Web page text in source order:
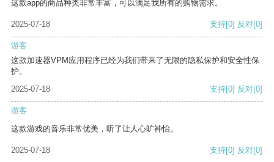
这款app的商品种类非常丰富，可以满足我所有的购物需求。
2025-07-18 支持[0] 反对[0]
游客
这款加速器VPM应用程序已经为我们带来了无限的隐私保护和安全性保
护。
2025-07-18
支持[0] 反对[0]
游客
这款游戏的音乐非常优美，听了让人心旷神怡。
2025-07-18 支持[0] 反对[0]